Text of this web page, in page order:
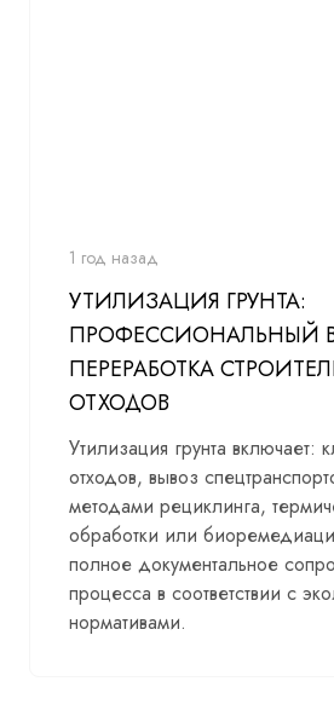
1 год назад
УТИЛИЗАЦИЯ ГРУНТА:
ПРОФЕССИОНАЛЬНЫЙ
ПЕРЕРАБОТКА
ОТХОДОВ
Утилизация грунта включает:
отходов, вывоз
методами рециклинга,
обработки или
полное документальное
процесса в соответствии с
нормативами.